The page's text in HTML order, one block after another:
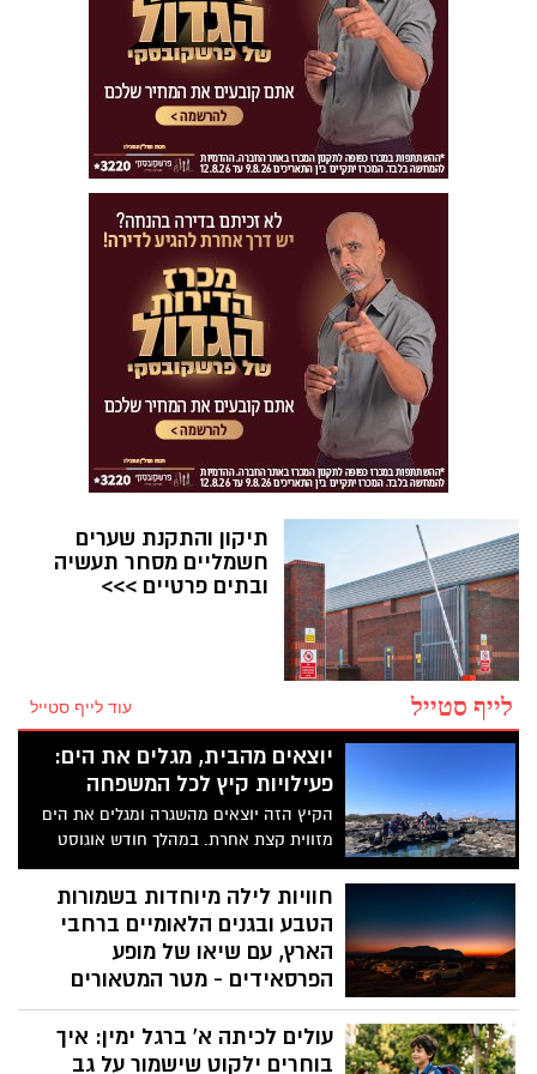
תיקון והתקנת שערים
חשמליים מסחר תעשיה
ובתים פרטיים >>>
לייף סטייל עוד לייף סטייל
יוצאים מהבית, מגלים את הים:
פעילויות קיץ לכל המשפחה
הקיץ הזה יוצאים מהשגרה ומגלים את הים
מזווית קצת אחרת. במהלך חודש אוגוסט
מזמינה עמותת אקואושן את הקהל הרחב
והמשפחות לסיורים חווייתיים באזור מכמורת,
חוף בית ינאי ושפך נחל אלכסנדר. זו הזדמנות
לצאת לטבע ולהכיר מקרוב את הים התיכון
והסביבה החופית דרך משחקים, התנסות
ופעילות מהנה ומגבשת.
חוויות לילה מיוחדות בשמורות
הטבע ובגנים הלאומיים ברחבי
הארץ, עם שיאו של מופע
הפרסאידים - מטר המטאורים
המרהיב של הקיץ
מדי שנה בחודש אוגוסט מתקבצים המונים
כדי לצפות בתופעת טבע לילית ומדהימה
עולים לכיתה א' ברגל ימין: איך
בוחרים ילקוט שישמור על גב